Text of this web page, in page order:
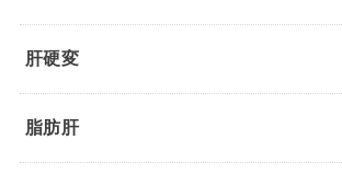
肝硬変
脂肪肝